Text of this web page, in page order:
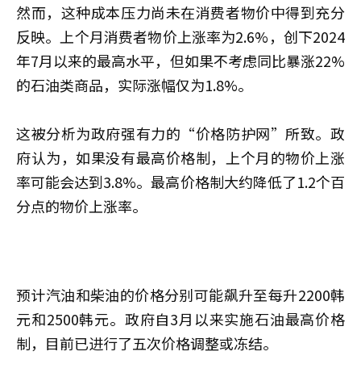
然而，这种成本压力尚未在消费者物价中得到充分
反映。上个月消费者物价上涨率为2.6%，创下2024
年7月以来的最高水平，但如果不考虑同比暴涨22%
的石油类商品，实际涨幅仅为1.8%。
这被分析为政府强有力的“价格防护网”所致。政
府认为，如果没有最高价格制，上个月的物价上涨
率可能会达到3.8%。最高价格制大约降低了1.2个百
分点的物价上涨率。
预计汽油和柴油的价格分别可能飙升至每升2200韩
元和2500韩元。政府自3月以来实施石油最高价格
制，目前已进行了五次价格调整或冻结。